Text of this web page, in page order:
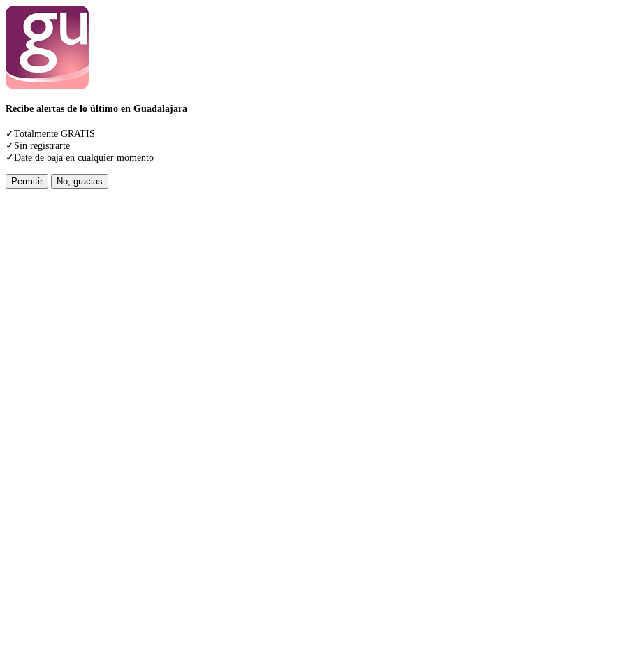
Recibe alertas de lo último en Guadalajara
✓Totalmente GRATIS
✓Sin registrarte
✓Date de baja en cualquier momento
Permitir No, gracias